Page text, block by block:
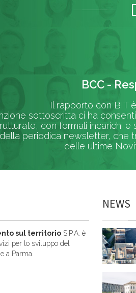
Il rapporto con BIT
sottoscritta ci ha
con formali incarichi
periodica newsletter, che
delle ultime
BCC -
sul territorio S.P.A. è
per lo sviluppo del
a Parma.
NEWS